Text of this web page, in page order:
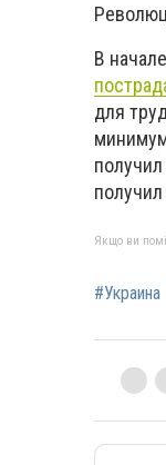
В
для
Якщо ви
#Украина